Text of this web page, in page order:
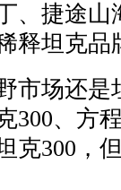
、捷途山
释坦克品
市场还
300、方
克300，